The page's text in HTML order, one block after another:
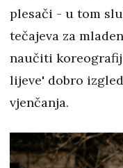
plesači - u tom
tečajeva za
naučiti
lijeve' dobro
vjenčanja.